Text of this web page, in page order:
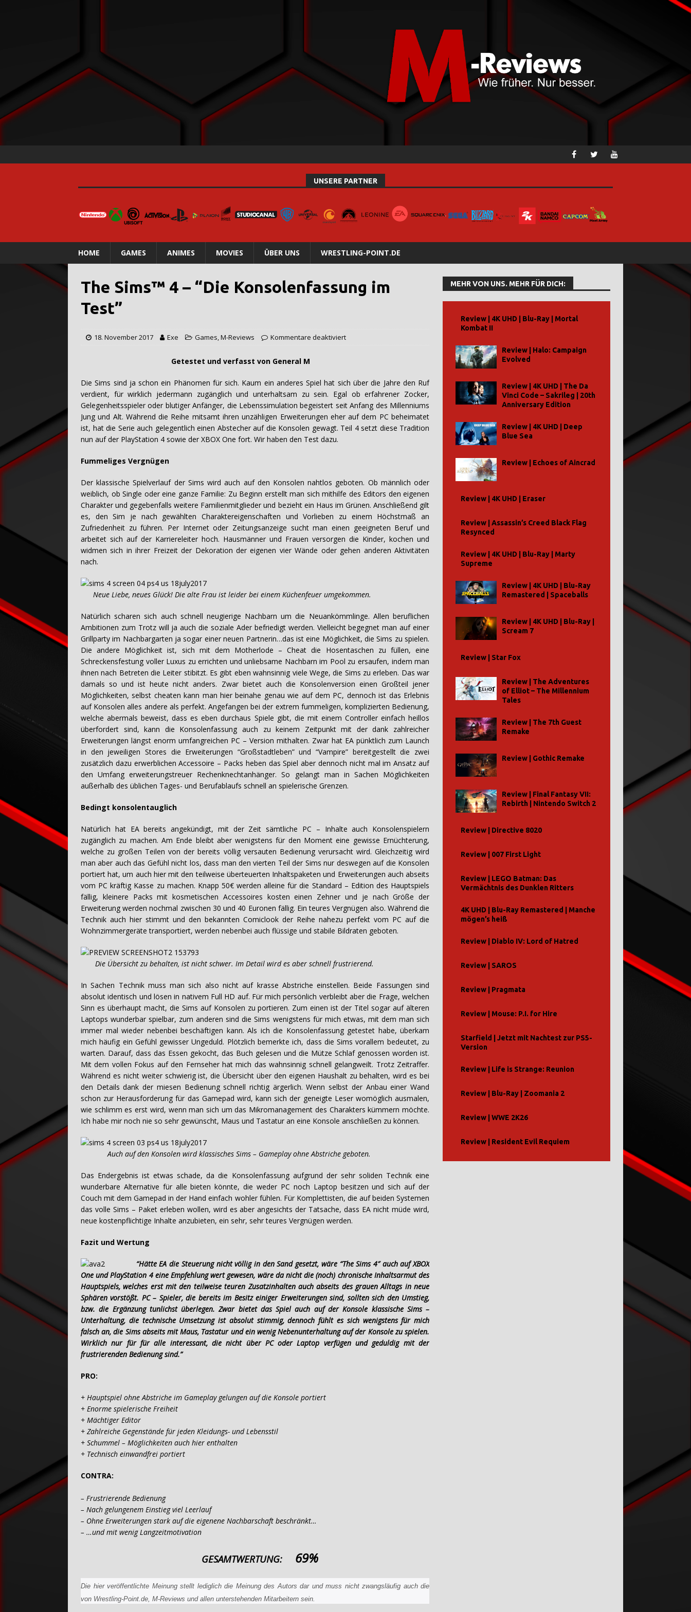
UNSERE PARTNER
HOME GAMES ANIMES MOVIES ÜBER UNS WRESTLING-POINT.DE
The Sims™ 4 – “Die Konsolenfassung im
Test”
18. November 2017 Exe Games,M-Reviews Kommentare deaktiviert
Getestet und verfasst von General M
Die Sims sind ja schon ein Phänomen für sich. Kaum ein anderes Spiel hat sich über die Jahre den Ruf
verdient, für wirklich jedermann zugänglich und unterhaltsam zu sein. Egal ob erfahrener Zocker,
Gelegenheitsspieler oder blutiger Anfänger, die Lebenssimulation begeistert seit Anfang des Millenniums
Jung und Alt. Während die Reihe mitsamt ihren unzähligen Erweiterungen eher auf dem PC beheimatet
ist, hat die Serie auch gelegentlich einen Abstecher auf die Konsolen gewagt. Teil 4 setzt diese Tradition
nun auf der PlayStation 4 sowie der XBOX One fort. Wir haben den Test dazu.
Fummeliges Vergnügen
Der klassische Spielverlauf der Sims wird auch auf den Konsolen nahtlos geboten. Ob männlich oder
weiblich, ob Single oder eine ganze Familie: Zu Beginn erstellt man sich mithilfe des Editors den eigenen
Charakter und gegebenfalls weitere Familienmitglieder und bezieht ein Haus im Grünen. Anschließend gilt
es, den Sim je nach gewählten Charaktereigenschaften und Vorlieben zu einem Höchstmaß an
Zufriedenheit zu führen. Per Internet oder Zeitungsanzeige sucht man einen geeigneten Beruf und
arbeitet sich auf der Karriereleiter hoch. Hausmänner und Frauen versorgen die Kinder, kochen und
widmen sich in ihrer Freizeit der Dekoration der eigenen vier Wände oder gehen anderen Aktivitäten
nach.
Neue Liebe, neues Glück! Die alte Frau ist leider bei einem Küchenfeuer umgekommen.
Natürlich scharen sich auch schnell neugierige Nachbarn um die Neuankömmlinge. Allen beruflichen
Ambitionen zum Trotz will ja auch die soziale Ader befriedigt werden. Vielleicht begegnet man auf einer
Grillparty im Nachbargarten ja sogar einer neuen Partnerin…das ist eine Möglichkeit, die Sims zu spielen.
Die andere Möglichkeit ist, sich mit dem Motherlode – Cheat die Hosentaschen zu füllen, eine
Schreckensfestung voller Luxus zu errichten und unliebsame Nachbarn im Pool zu ersaufen, indem man
ihnen nach Betreten die Leiter stibitzt. Es gibt eben wahnsinnig viele Wege, die Sims zu erleben. Das war
damals so und ist heute nicht anders. Zwar bietet auch die Konsolenversion einen Großteil jener
Möglichkeiten, selbst cheaten kann man hier beinahe genau wie auf dem PC, dennoch ist das Erlebnis
auf Konsolen alles andere als perfekt. Angefangen bei der extrem fummeligen, komplizierten Bedienung,
welche abermals beweist, dass es eben durchaus Spiele gibt, die mit einem Controller einfach heillos
überfordert sind, kann die Konsolenfassung auch zu keinem Zeitpunkt mit der dank zahlreicher
Erweiterungen längst enorm umfangreichen PC – Version mithalten. Zwar hat EA pünktlich zum Launch
in den jeweiligen Stores die Erweiterungen “Großstadtleben” und “Vampire” bereitgestellt die zwei
zusätzlich dazu erwerblichen Accessoire – Packs heben das Spiel aber dennoch nicht mal im Ansatz auf
den Umfang erweiterungstreuer Rechenknechtanhänger. So gelangt man in Sachen Möglichkeiten
außerhalb des üblichen Tages- und Berufablaufs schnell an spielerische Grenzen.
Bedingt konsolentauglich
Natürlich hat EA bereits angekündigt, mit der Zeit sämtliche PC – Inhalte auch Konsolenspielern
zugänglich zu machen. Am Ende bleibt aber wenigstens für den Moment eine gewisse Ernüchterung,
welche zu großen Teilen von der bereits völlig versauten Bedienung verursacht wird. Gleichzeitig wird
man aber auch das Gefühl nicht los, dass man den vierten Teil der Sims nur deswegen auf die Konsolen
portiert hat, um auch hier mit den teilweise überteuerten Inhaltspaketen und Erweiterungen auch abseits
vom PC kräftig Kasse zu machen. Knapp 50€ werden alleine für die Standard – Edition des Hauptspiels
fällig, kleinere Packs mit kosmetischen Accessoires kosten einen Zehner und je nach Größe der
Erweiterung werden nochmal zwischen 30 und 40 Euronen fällig. Ein teures Vergnügen also. Während die
Technik auch hier stimmt und den bekannten Comiclook der Reihe nahezu perfekt vom PC auf die
Wohnzimmergeräte transportiert, werden nebenbei auch flüssige und stabile Bildraten geboten.
Die Übersicht zu behalten, ist nicht schwer. Im Detail wird es aber schnell frustrierend.
In Sachen Technik muss man sich also nicht auf krasse Abstriche einstellen. Beide Fassungen sind
absolut identisch und lösen in nativem Full HD auf. Für mich persönlich verbleibt aber die Frage, welchen
Sinn es überhaupt macht, die Sims auf Konsolen zu portieren. Zum einen ist der Titel sogar auf älteren
Laptops wunderbar spielbar, zum anderen sind die Sims wenigstens für mich etwas, mit dem man sich
immer mal wieder nebenbei beschäftigen kann. Als ich die Konsolenfassung getestet habe, überkam
mich häufig ein Gefühl gewisser Ungeduld. Plötzlich bemerkte ich, dass die Sims vorallem bedeutet, zu
warten. Darauf, dass das Essen gekocht, das Buch gelesen und die Mütze Schlaf genossen worden ist.
Mit dem vollen Fokus auf den Fernseher hat mich das wahnsinnig schnell gelangweilt. Trotz Zeitraffer.
Während es nicht weiter schwierig ist, die Übersicht über den eigenen Haushalt zu behalten, wird es bei
den Details dank der miesen Bedienung schnell richtig ärgerlich. Wenn selbst der Anbau einer Wand
schon zur Herausforderung für das Gamepad wird, kann sich der geneigte Leser womöglich ausmalen,
wie schlimm es erst wird, wenn man sich um das Mikromanagement des Charakters kümmern möchte.
Ich habe mir noch nie so sehr gewünscht, Maus und Tastatur an eine Konsole anschließen zu können.
Auch auf den Konsolen wird klassisches Sims – Gameplay ohne Abstriche geboten.
Das Endergebnis ist etwas schade, da die Konsolenfassung aufgrund der sehr soliden Technik eine
wunderbare Alternative für alle bieten könnte, die weder PC noch Laptop besitzen und sich auf der
Couch mit dem Gamepad in der Hand einfach wohler fühlen. Für Komplettisten, die auf beiden Systemen
das volle Sims – Paket erleben wollen, wird es aber angesichts der Tatsache, dass EA nicht müde wird,
neue kostenpflichtige Inhalte anzubieten, ein sehr, sehr teures Vergnügen werden.
Fazit und Wertung
“Hätte EA die Steuerung nicht völlig in den Sand gesetzt, wäre “The Sims 4″ auch auf XBOX
One und PlayStation 4 eine Empfehlung wert gewesen, wäre da nicht die (noch) chronische Inhaltsarmut des
Hauptspiels, welches erst mit den teilweise teuren Zusatzinhalten auch abseits des grauen Alltags in neue
Sphären vorstößt. PC – Spieler, die bereits im Besitz einiger Erweiterungen sind, sollten sich den Umstieg,
bzw. die Ergänzung tunlichst überlegen. Zwar bietet das Spiel auch auf der Konsole klassische Sims –
Unterhaltung, die technische Umsetzung ist absolut stimmig, dennoch fühlt es sich wenigstens für mich
falsch an, die Sims abseits mit Maus, Tastatur und ein wenig Nebenunterhaltung auf der Konsole zu spielen.
Wirklich nur für für alle interessant, die nicht über PC oder Laptop verfügen und geduldig mit der
frustrierenden Bedienung sind.”
PRO:
+ Hauptspiel ohne Abstriche im Gameplay gelungen auf die Konsole portiert
+ Enorme spielerische Freiheit
+ Mächtiger Editor
+ Zahlreiche Gegenstände für jeden Kleidungs- und Lebensstil
+ Schummel – Möglichkeiten auch hier enthalten
+ Technisch einwandfrei portiert
CONTRA:
– Frustrierende Bedienung
– Nach gelungenem Einstieg viel Leerlauf
– Ohne Erweiterungen stark auf die eigenene Nachbarschaft beschränkt…
– …und mit wenig Langzeitmotivation
GESAMTWERTUNG: 69%
Die hier veröffentlichte Meinung stellt lediglich die Meinung des Autors dar und muss nicht zwangsläufig auch die
von Wrestling-Point.de, M-Reviews und allen unterstehenden Mitarbeitern sein.
MEHR VON UNS. MEHR FÜR DICH:
Review | 4K UHD | Blu-Ray | Mortal
Kombat II
Review | Halo: Campaign
Evolved
Review | 4K UHD | The Da
Vinci Code – Sakrileg | 20th
Anniversary Edition
Review | 4K UHD | Deep
Blue Sea
Review | Echoes of Aincrad
Review | 4K UHD | Eraser
Review | Assassin’s Creed Black Flag
Resynced
Review | 4K UHD | Blu-Ray | Marty
Supreme
Review | 4K UHD | Blu-Ray
Remastered | Spaceballs
Review | 4K UHD | Blu-Ray |
Scream 7
Review | Star Fox
Review | The Adventures
of Elliot – The Millennium
Tales
Review | The 7th Guest
Remake
Review | Gothic Remake
Review | Final Fantasy VII:
Rebirth | Nintendo Switch 2
Review | Directive 8020
Review | 007 First Light
Review | LEGO Batman: Das
Vermächtnis des Dunklen Ritters
4K UHD | Blu-Ray Remastered | Manche
mögen’s heiß
Review | Diablo IV: Lord of Hatred
Review | SAROS
Review | Pragmata
Review | Mouse: P.I. for Hire
Starfield | Jetzt mit Nachtest zur PS5-
Version
Review | Life is Strange: Reunion
Review | Blu-Ray | Zoomania 2
Review | WWE 2K26
Review | Resident Evil Requiem